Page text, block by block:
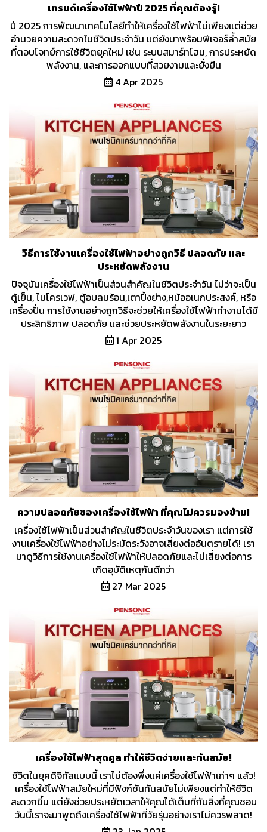
เทรนด์เครื่องใช้ไฟฟ้าปี 2025 ที่คุณต้องรู้!
ปี 2025 การพัฒนาเทคโนโลยีทำให้เครื่องใช้ไฟฟ้าไม่เพียงแต่ช่วย
อำนวยความสะดวกในชีวิตประจำวัน แต่ยังมาพร้อมฟีเจอร์ล้ำสมัย
ที่ตอบโจทย์การใช้ชีวิตยุคใหม่ เช่น ระบบสมาร์ทโฮม, การประหยัด
พลังงาน, และการออกแบบที่สวยงามและยั่งยืน
4 Apr 2025
วิธีการใช้งานเครื่องใช้ไฟฟ้าอย่างถูกวิธี ปลอดภัย และ
ประหยัดพลังงาน
ปัจจุบันเครื่องใช้ไฟฟ้าเป็นส่วนสำคัญในชีวิตประจำวัน ไม่ว่าจะเป็น
ตู้เย็น, ไมโครเวฟ, ตู้อบลมร้อน,เตาปิ้งย่าง,หม้ออเนกประสงค์, หรือ
เครื่องปั่น การใช้งานอย่างถูกวิธีจะช่วยให้เครื่องใช้ไฟฟ้าทำงานได้มี
ประสิทธิภาพ ปลอดภัย และช่วยประหยัดพลังงานในระยะยาว
1 Apr 2025
ความปลอดภัยของเครื่องใช้ไฟฟ้า ที่คุณไม่ควรมองข้าม!
เครื่องใช้ไฟฟ้าเป็นส่วนสำคัญในชีวิตประจำวันของเรา แต่การใช้
งานเครื่องใช้ไฟฟ้าอย่างไม่ระมัดระวังอาจเสี่ยงต่ออันตรายได้! เรา
มาดูวิธีการใช้งานเครื่องใช้ไฟฟ้าให้ปลอดภัยและไม่เสี่ยงต่อการ
เกิดอุบัติเหตุกันดีกว่า
27 Mar 2025
เครื่องใช้ไฟฟ้าสุดคูล ทำให้ชีวิตง่ายและทันสมัย!
ชีวิตในยุคดิจิทัลแบบนี้ เราไม่ต้องพึ่งแค่เครื่องใช้ไฟฟ้าเก่าๆ แล้ว!
เครื่องใช้ไฟฟ้าสมัยใหม่ที่มีฟังก์ชันทันสมัยไม่เพียงแต่ทำให้ชีวิต
สะดวกขึ้น แต่ยังช่วยประหยัดเวลาให้คุณได้เต็มที่กับสิ่งที่คุณชอบ
วันนี้เราจะมาพูดถึงเครื่องใช้ไฟฟ้าที่วัยรุ่นอย่างเราไม่ควรพลาด!